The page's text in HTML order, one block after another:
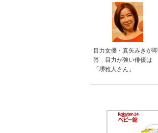
目力女優・真矢みきが即
答 目力が強い俳優は
「堺雅人さん」